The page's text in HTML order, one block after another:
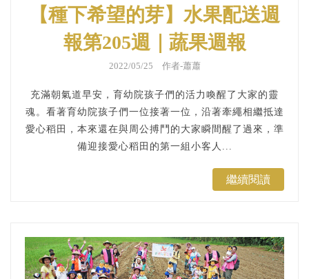
【種下希望的芽】水果配送週
報第205週｜蔬果週報
2022/05/25 作者-蕭蕭
充滿朝氣道早安，育幼院孩子們的活力喚醒了大家的靈
魂。看著育幼院孩子們一位接著一位，沿著牽繩相繼抵達
愛心稻田，本來還在與周公搏鬥的大家瞬間醒了過來，準
備迎接愛心稻田的第一組小客人...
繼續閱讀